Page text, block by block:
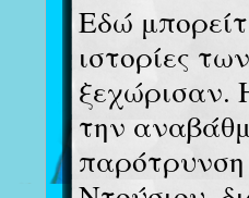
Εδώ
ιστορίες
ξεχώρισαν.
την
παρότρυνση